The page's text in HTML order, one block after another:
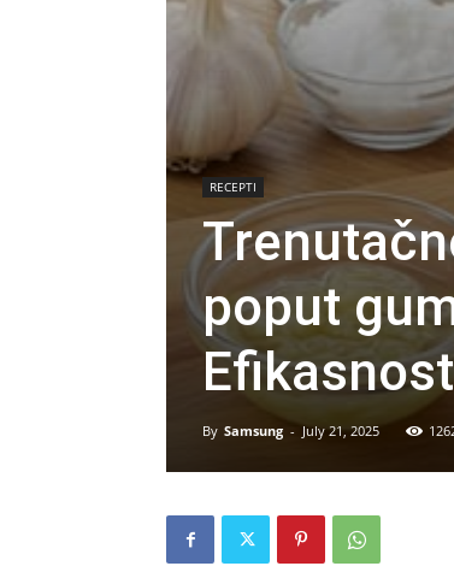
RECEPTI
poput
By Samsung - July 21, 2025